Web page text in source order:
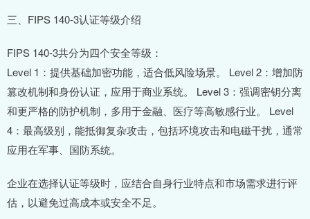
三、FIPS 140-3认证等级介绍
FIPS 140-3共分为四个安全等级：
Level 1：提供基础加密功能，适合低风险场景。 Level 2：增加防
篡改机制和身份认证，应用于商业系统。 Level 3：强调密钥分离
和更严格的防护机制，多用于金融、医疗等高敏感行业。 Level
4：最高级别，能抵御复杂攻击，包括环境攻击和电磁干扰，通常
应用在军事、国防系统。
企业在选择认证等级时，应结合自身行业特点和市场需求进行评
估，以避免过高成本或安全不足。